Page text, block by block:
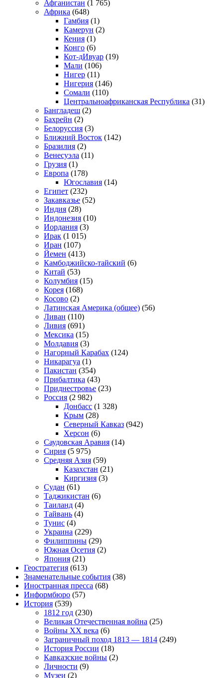
Афганистан (1 765)
Африка (648)
Гамбия (1)
Камерун (2)
Кения (1)
Конго (6)
Кот-дИвуар (19)
Мали (106)
Нигер (11)
Нигерия (146)
Сомали (110)
Центральноафриканская Республика (31)
Бангладеш (2)
Бахрейн (2)
Белоруссия (3)
Ближний Восток (142)
Бразилия (2)
Венесуэла (11)
Грузия (1)
Европа (178)
Югославия (14)
Египет (232)
Закавказье (52)
Индия (28)
Индонезия (10)
Иордания (3)
Ирак (1 015)
Иран (107)
Йемен (413)
Камбоджийско-тайский (6)
Китай (53)
Колумбия (15)
Корея (168)
Косово (2)
Латинская Америка (общее) (56)
Ливан (110)
Ливия (691)
Мексика (15)
Молдавия (3)
Нагорный Карабах (124)
Никарагуа (1)
Пакистан (354)
Прибалтика (43)
Приднестровье (23)
Россия (2 982)
Донбасс (1 328)
Крым (28)
Северный Кавказ (942)
Херсон (6)
Саудовская Аравия (14)
Сирия (5 975)
Средняя Азия (59)
Казахстан (21)
Киргизия (3)
Судан (61)
Таджикистан (6)
Таиланд (4)
Тайвань (4)
Тунис (4)
Украина (229)
Филиппины (29)
Южная Осетия (2)
Япония (21)
Геостратегия (613)
Знаменательные события (38)
Иностранная пресса (68)
Информбюро (57)
История (539)
1812 год (230)
Великая Отечественная война (25)
Войны XX века (6)
Заграничный поход 1813 — 1814 (249)
История России (18)
Кавказские войны (2)
Личности (9)
Музеи (2)